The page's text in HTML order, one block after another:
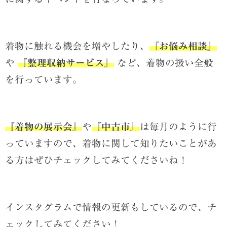
着物に触れる機会を増やしたり、 『お悩み相談』
や 『整理収納サービス』 など、着物の扱い全般
を行っています。
『着物の展示会』や『中古市』は毎月のように行
っていますので、着物に関して知りたいことがあ
る方はぜひチェックしてみてくださいね！
インスタグラムで情報の更新もしているので、チ
ェックしてみてください！